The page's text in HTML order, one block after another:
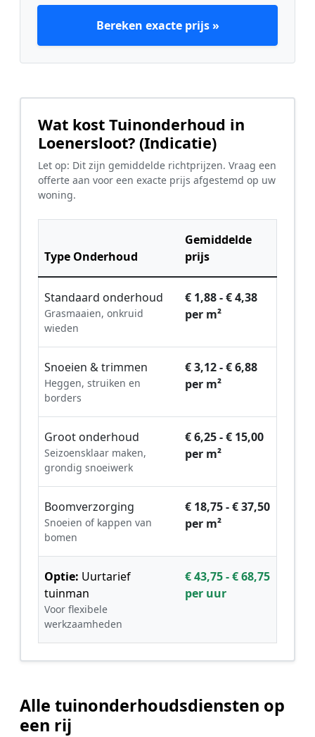
Bereken exacte prijs »
Wat kost Tuinonderhoud in
Loenersloot? (Indicatie)
Let op: Dit zijn gemiddelde richtprijzen. Vraag een
offerte aan voor een exacte prijs afgestemd op uw
woning.
Type Onderhoud
Gemiddelde
prijs
Standaard onderhoud
Grasmaaien, onkruid
wieden
€ 1,88 - € 4,38
per m²
Snoeien & trimmen
Heggen, struiken en
borders
€ 3,12 - € 6,88
per m²
Groot onderhoud
Seizoensklaar maken,
grondig snoeiwerk
€ 6,25 - € 15,00
per m²
Boomverzorging
Snoeien of kappen van
bomen
€ 18,75 - € 37,50
per m²
Optie: Uurtarief
tuinman
Voor flexibele
werkzaamheden
€ 43,75 - € 68,75
per uur
Alle tuinonderhoudsdiensten op
een rij